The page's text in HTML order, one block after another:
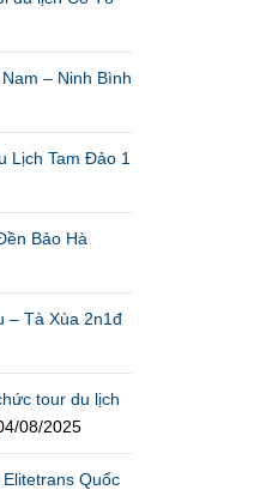
– Ninh Bình
Lịch Tam Đảo 1
Bảo Hà
– Tà Xùa 2n1đ
tour du lịch
08/2025
Quốc